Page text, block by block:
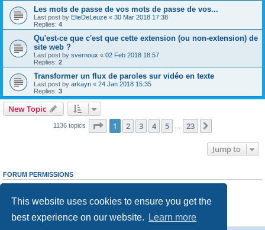
This website uses cookies to ensure you get the
best experience on our website.
Learn more
Les mots de passe de vos mots de passe de vos...
Last post by ElieDeLeuze « 30 Mar 2018 17:38
Replies: 4
Qu'est-ce que c'est que cette extension (ou non-extension) de
site web ?
Last post by svernoux « 02 Feb 2018 18:57
Replies: 2
Transformer un flux de paroles sur vidéo en texte
Last post by arkayn « 24 Jan 2018 15:35
Replies: 3
New Topic
1136 topics Page 1of 23
1 2 3 4 5 23
Jump to
FORUM PERMISSIONS
Youcannotpost new topics in this forum
cannotedit your posts in this forum
Youcannotpost attachments in this forum